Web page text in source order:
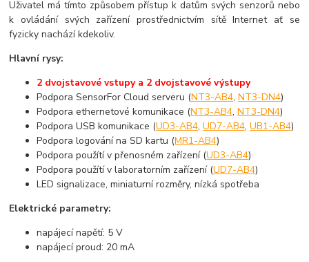
Uživatel má tímto způsobem přístup k datům svých senzorů nebo
k ovládání svých zařízení prostřednictvím sítě Internet ať se
fyzicky nachází kdekoliv.
Hlavní rysy:
2 dvojstavové vstupy a 2 dvojstavové výstupy
Podpora SensorFor Cloud serveru (NT3-AB4,NT3-DN4)
Podpora ethernetové komunikace (NT3-AB4,NT3-DN4)
Podpora USB komunikace (UD3-AB4,UD7-AB4,UB1-AB4)
Podpora logování na SD kartu (MR1-AB4)
Podpora použítí v přenosném zařízení (UD3-AB4)
Podpora použítí v laboratorním zařízení (UD7-AB4)
LED signalizace, miniaturní rozměry, nízká spotřeba
Elektrické parametry:
napájecí napětí: 5 V
napájecí proud: 20 mA